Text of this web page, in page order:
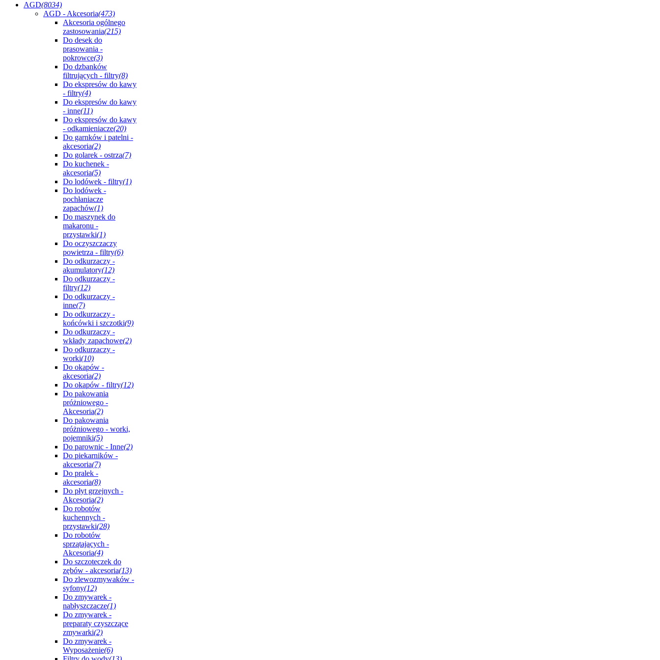
AGD(8034)
AGD - Akcesoria(473)
Akcesoria ogólnego
zastosowania(215)
Do desek do
prasowania -
pokrowce(3)
Do dzbanków
filtrujących - filtry(8)
Do ekspresów do kawy
- filtry(4)
Do ekspresów do kawy
- inne(11)
Do ekspresów do kawy
- odkamieniacze(20)
Do garnków i patelni -
akcesoria(2)
Do golarek - ostrza(7)
Do kuchenek -
akcesoria(5)
Do lodówek - filtry(1)
Do lodówek -
pochłaniacze
zapachów(1)
Do maszynek do
makaronu -
przystawki(1)
Do oczyszczaczy
powietrza - filtry(6)
Do odkurzaczy -
akumulatory(12)
Do odkurzaczy -
filtry(12)
Do odkurzaczy -
inne(7)
Do odkurzaczy -
końcówki i szczotki(9)
Do odkurzaczy -
wkłady zapachowe(2)
Do odkurzaczy -
worki(10)
Do okapów -
akcesoria(2)
Do okapów - filtry(12)
Do pakowania
próżniowego -
Akcesoria(2)
Do pakowania
próżniowego - worki,
pojemniki(5)
Do parownic - Inne(2)
Do piekarników -
akcesoria(7)
Do pralek -
akcesoria(8)
Do płyt grzejnych -
Akcesoria(2)
Do robotów
kuchennych -
przystawki(28)
Do robotów
sprzątających -
Akcesoria(4)
Do szczoteczek do
zębów - akcesoria(13)
Do zlewozmywaków -
syfony(12)
Do zmywarek -
nabłyszczacze(1)
Do zmywarek -
preparaty czyszczące
zmywarki(2)
Do zmywarek -
Wyposażenie(6)